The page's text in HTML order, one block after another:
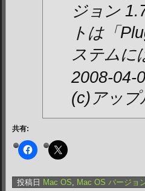
ジョン
トは「
ステムに
2008-04-
(c)アップ
共有:
投稿日 Mac OS, Mac OS バージョ